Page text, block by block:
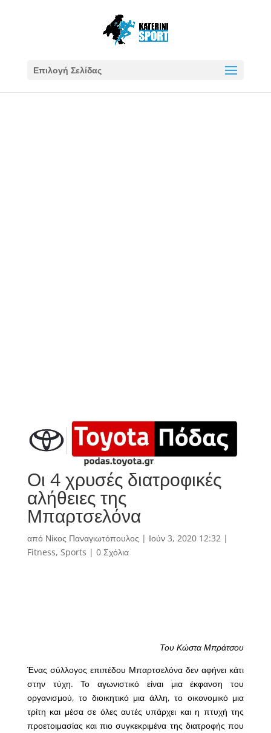
Επιλογή Σελίδας
Οι 4 χρυσές διατροφικές
αλήθειες της
Μπαρτσελόνα
από Νίκος Παναγιωτόπουλος | Ιούν 3, 2020 12:32|
Fitness, Sports | 0 Σχόλια
Του Κώστα Μπράτσου
Ένας σύλλογος επιπέδου Μπαρτσελόνα δεν αφήνει κάτι
στην τύχη. Το αγωνιστικό είναι μια έκφανση του
οργανισμού, το διοικητικό μια άλλη, το οικονομικό μια
τρίτη και μέσα σε όλες αυτές υπάρχει και η πτυχή της
προετοιμασίας και πιο συγκεκριμένα της διατροφής που